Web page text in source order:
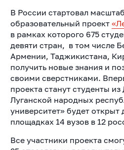
В России стартовал
образовательный проект
врамках которого 675
девяти стран, в том числе
Армении, Таджикистана,
получить новые знания и
своими сверстниками.
проекта станут студенты
Луганской народных
университет» будет открыт
площадках 14 вузов в 12
Все участники проекта